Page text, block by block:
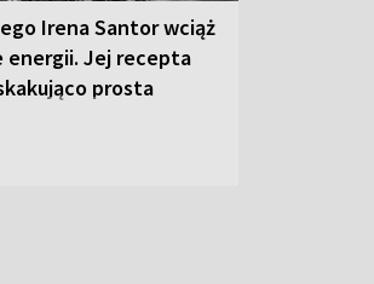
Irena Santor wciąż
energii. Jej recepta
prosta